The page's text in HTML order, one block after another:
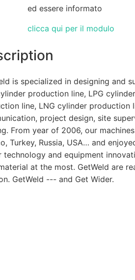
ed essere informato
clicca qui per il modulo
is specialized in designing and
production line, LPG
line, LNG cylinder production
project design, site
From year of 2006, our
Turkey, Russia, USA… and
technology and equipment
at the most. GetWeld are
GetWeld --- and Get Wider.